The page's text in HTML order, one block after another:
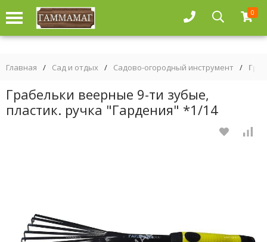
0
Главная / Сад и отдых / Садово-огородный инструмент /
Грабельки веерные 9-ти зубые,
пластик. ручка "Гардения" *1/14